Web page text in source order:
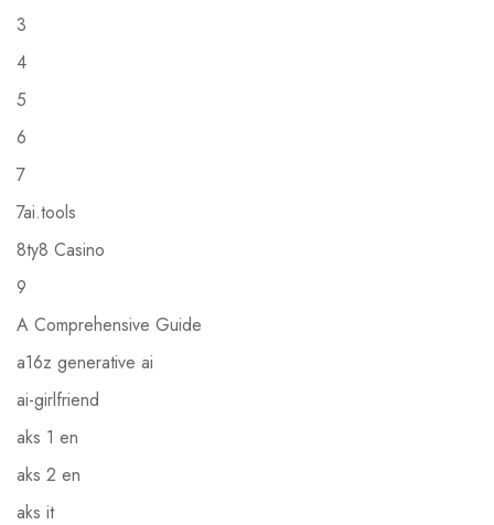
3
4
5
6
7
7ai.tools
8ty8 Casino
9
A Comprehensive Guide
a16z generative ai
ai-girlfriend
aks 1 en
aks 2 en
aks it